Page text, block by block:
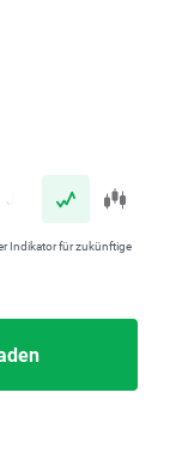
Jahr
Indikator für zukünftige